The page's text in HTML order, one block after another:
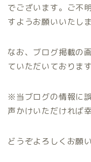
でございます。ご不
すようお願いいたしま
なお、ブログ掲載の
ていただいております
※当ブログの情報に
声かけいただければ
どうぞよろしくお願